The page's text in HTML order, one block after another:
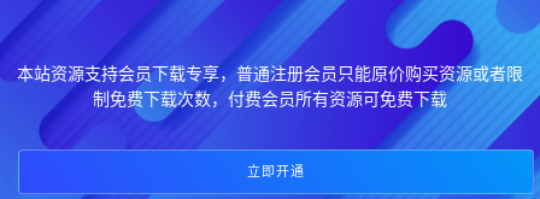
本站资源支持会员下载专享，普通注册会员只能原价购买资源或者限
制免费下载次数，付费会员所有资源可免费下载
立即开通